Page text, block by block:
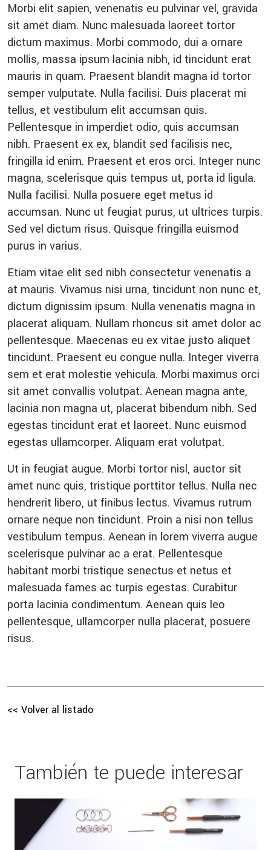
Morbi elit sapien, venenatis eu pulvinar vel, gravida
sit amet diam. Nunc malesuada laoreet tortor
dictum maximus. Morbi commodo, dui a ornare
mollis, massa ipsum lacinia nibh, id tincidunt erat
mauris in quam. Praesent blandit magna id tortor
semper vulputate. Nulla facilisi. Duis placerat mi
tellus, et vestibulum elit accumsan quis.
Pellentesque in imperdiet odio, quis accumsan
nibh. Praesent ex ex, blandit sed facilisis nec,
fringilla id enim. Praesent et eros orci. Integer nunc
magna, scelerisque quis tempus ut, porta id ligula.
Nulla facilisi. Nulla posuere eget metus id
accumsan. Nunc ut feugiat purus, ut ultrices turpis.
Sed vel dictum risus. Quisque fringilla euismod
purus in varius.
Etiam vitae elit sed nibh consectetur venenatis a
at mauris. Vivamus nisi urna, tincidunt non nunc et,
dictum dignissim ipsum. Nulla venenatis magna in
placerat aliquam. Nullam rhoncus sit amet dolor ac
pellentesque. Maecenas eu ex vitae justo aliquet
tincidunt. Praesent eu congue nulla. Integer viverra
sem et erat molestie vehicula. Morbi maximus orci
sit amet convallis volutpat. Aenean magna ante,
lacinia non magna ut, placerat bibendum nibh. Sed
egestas tincidunt erat et laoreet. Nunc euismod
egestas ullamcorper. Aliquam erat volutpat.
Ut in feugiat augue. Morbi tortor nisl, auctor sit
amet nunc quis, tristique porttitor tellus. Nulla nec
hendrerit libero, ut finibus lectus. Vivamus rutrum
ornare neque non tincidunt. Proin a nisi non tellus
vestibulum tempus. Aenean in lorem viverra augue
scelerisque pulvinar ac a erat. Pellentesque
habitant morbi tristique senectus et netus et
malesuada fames ac turpis egestas. Curabitur
porta lacinia condimentum. Aenean quis leo
pellentesque, ullamcorper nulla placerat, posuere
risus.
<< Volver al listado
También te puede interesar